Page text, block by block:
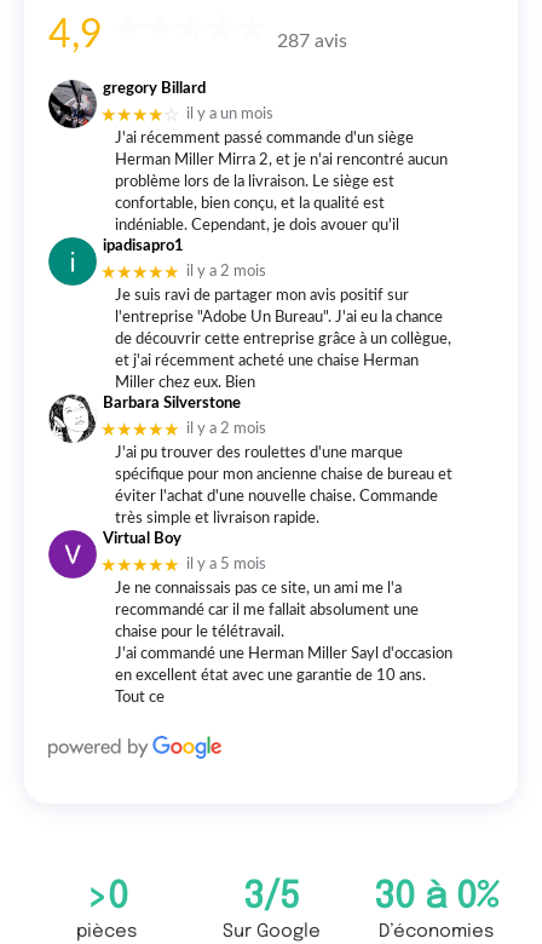
4,9 287 avis
gregory Billard
★★★★☆
il y a un mois
J'ai récemment passé commande d'un siège
Herman Miller Mirra 2, et je n'ai rencontré aucun
problème lors de la livraison. Le siège est
confortable, bien conçu, et la qualité est
indéniable. Cependant, je dois avouer qu'il
ipadisapro1
★★★★★
il y a 2 mois
Je suis ravi de partager mon avis positif sur
l'entreprise "Adobe Un Bureau". J'ai eu la chance
de découvrir cette entreprise grâce à un collègue,
et j'ai récemment acheté une chaise Herman
Miller chez eux. Bien
Barbara Silverstone
★★★★★
il y a 2 mois
J'ai pu trouver des roulettes d'une marque
spécifique pour mon ancienne chaise de bureau et
éviter l'achat d'une nouvelle chaise. Commande
très simple et livraison rapide.
Virtual Boy
★★★★★
il y a 5 mois
Je ne connaissais pas ce site, un ami me l'a
recommandé car il me fallait absolument une
chaise pour le télétravail.
J'ai commandé une Herman Miller Sayl d'occasion
en excellent état avec une garantie de 10 ans.
Tout ce
pièces
>0
Sur Google
3/5
D’économies
30 à 0%